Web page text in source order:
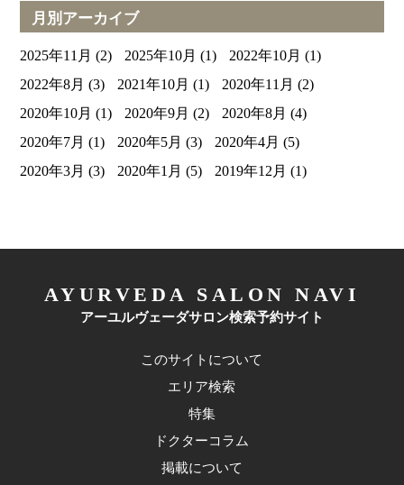
月別アーカイブ
2025年11月 (2) 2025年10月 (1) 2022年10月 (1)
2022年8月 (3) 2021年10月 (1) 2020年11月 (2)
2020年10月 (1) 2020年9月 (2) 2020年8月 (4)
2020年7月 (1) 2020年5月 (3) 2020年4月 (5)
2020年3月 (3) 2020年1月 (5) 2019年12月 (1)
AYURVEDA SALON NAVI
アーユルヴェーダサロン検索予約サイト
このサイトについて
エリア検索
特集
ドクターコラム
掲載について